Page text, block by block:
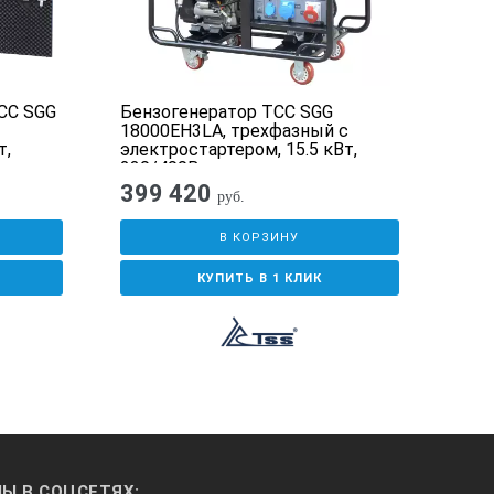
SGG
Бензогенератор ТСС SGG
18000EH3LA, трехфазный с
электростартером, 15.5 кВт,
230/400В
399 420 руб.
В КОРЗИНУ
КУПИТЬ В 1 КЛИК